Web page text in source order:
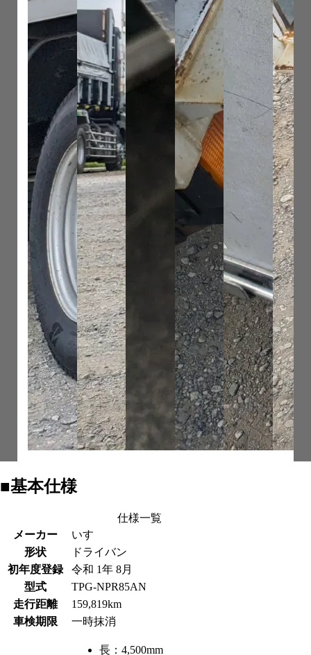
■基本仕様
仕様一覧
メーカー
いすゞ
形状
ドライバン
初年度登録
令和 1年 8月
型式
TPG-NPR85AN
走行距離
159,819km
車検期限
一時抹消
長： 4,500mm